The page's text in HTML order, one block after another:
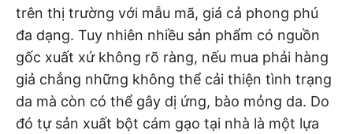
trên thị trường với mẫu mã, giá cả phong phú
đa dạng. Tuy nhiên nhiều sản phẩm có nguồn
gốc xuất xứ không rõ ràng, nếu mua phải hàng
giả chẳng những không thể cải thiện tình trạng
da mà còn có thể gây dị ứng, bào mỏng da. Do
đó tự sản xuất bột cám gạo tại nhà là một lựa